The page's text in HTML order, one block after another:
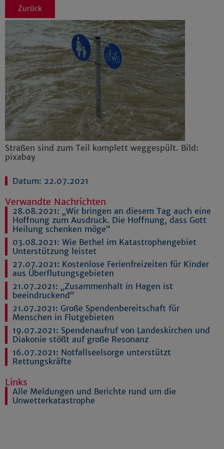
Zurück
Straßen sind zum Teil komplett weggespült. Bild:
pixabay
Datum: 22.07.2021
Verwandte Nachrichten
28.08.2021: „Wir bringen an diesem Tag auch eine
Hoffnung zum Ausdruck. Die Hoffnung, dass Gott
Heilung schenken möge“
03.08.2021: Wie Bethel im Katastrophengebiet
Unterstützung leistet
27.07.2021: Kostenlose Ferienfreizeiten für Kinder
aus Überflutungsgebieten
21.07.2021: „Zusammenhalt in Hagen ist
beeindruckend“
21.07.2021: Große Spendenbereitschaft für
Menschen in Flutgebieten
19.07.2021: Spendenaufruf von Landeskirchen und
Diakonie stößt auf große Resonanz
16.07.2021: Notfallseelsorge unterstützt
Rettungskräfte
Links
Alle Meldungen und Berichte rund um die
Unwetterkatastrophe